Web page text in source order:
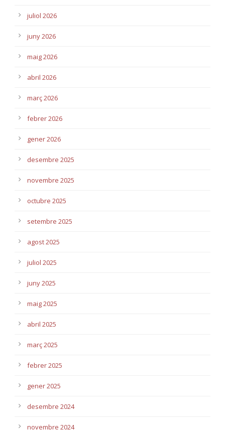
juliol 2026
juny 2026
maig 2026
abril 2026
març 2026
febrer 2026
gener 2026
desembre 2025
novembre 2025
octubre 2025
setembre 2025
agost 2025
juliol 2025
juny 2025
maig 2025
abril 2025
març 2025
febrer 2025
gener 2025
desembre 2024
novembre 2024